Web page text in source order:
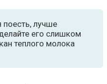
поесть, лучше
его слишком
теплого молока